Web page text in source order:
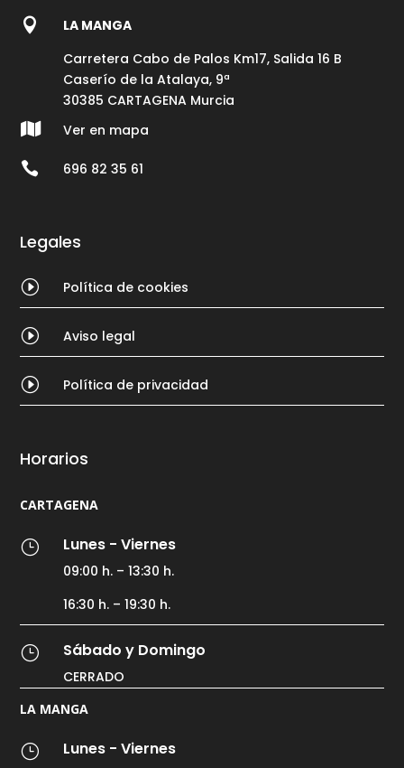

LA MANGA
Carretera Cabo de Palos Km17, Salida 16 B
Caserío de la Atalaya, 9ª
30385 CARTAGENA Murcia
 Ver en mapa
 696 82 35 61
Legales
I Política de cookies
I Aviso legal
I Política de privacidad
Horarios
CARTAGENA
} Lunes - Viernes
09:00 h. – 13:30 h.
16:30 h. – 19:30 h.
} Sábado y Domingo
CERRADO
LA MANGA
} Lunes - Viernes